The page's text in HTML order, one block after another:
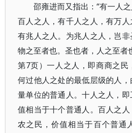
邵雍进而又指出：“有一人
百人之人，有千人之人，有万人
有兆人之人。为兆人之人，岂非
物之至者也。圣也者，人之至者
第7页）一人之人，即商商之民
何过他人之处的最低层级的人
量单位的普通人。十人之人，
值相当于十个普通人。百人之
农之民，价值相当于百个普通